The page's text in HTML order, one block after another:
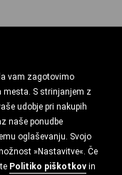
vam zagotovimo
mesta. S strinjanjem z
udobje pri nakupih
naše ponudbe
oglaševanju. Svojo
»Nastavitve«. Če
Politiko piškotkov in